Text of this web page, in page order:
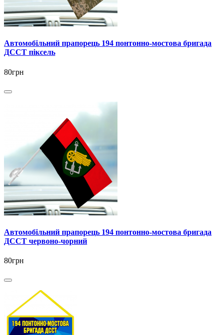
Автомобільний прапорець 194 понтонно-мостова бригада
ДССТ піксель
80грн
Автомобільний прапорець 194 понтонно-мостова бригада
ДССТ червоно-чорний
80грн